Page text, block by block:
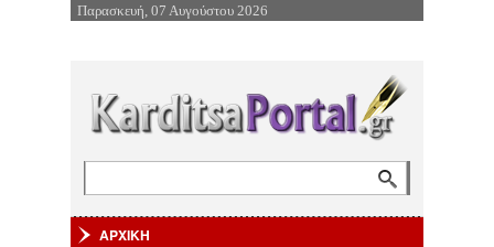
Επιστροφή στην Πλοήγηση
Παρασκευή, 07 Αυγούστου 2026
ΑΡΧΙΚΗ